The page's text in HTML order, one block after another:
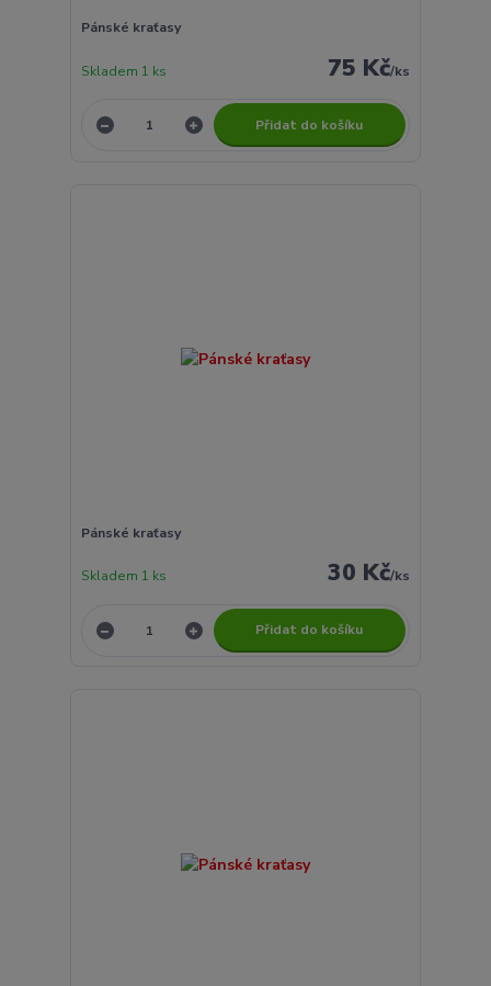
Pánské kraťasy
75 Kč/ks
Skladem 1 ks
Přidat do košíku
Pánské kraťasy
30 Kč/ks
Skladem 1 ks
Přidat do košíku